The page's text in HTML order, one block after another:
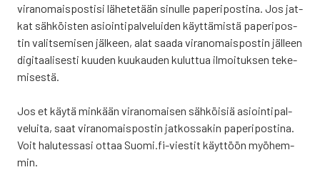
viran­omais­pos­ti­si lähe­te­tään sinul­le pape­ri­pos­ti­na. Jos jat­
kat säh­köis­ten asioin­ti­pal­ve­lui­den käyt­tä­mis­tä pape­ri­pos­
tin valit­se­mi­sen jäl­keen, alat saa­da viran­omais­pos­tin jäl­leen
digi­taa­li­ses­ti kuu­den kuu­kau­den kulut­tua ilmoi­tuk­sen teke­
mi­ses­tä.
Jos et käy­tä min­kään viran­omai­sen säh­köi­siä asioin­ti­pal­
ve­lui­ta, saat viran­omais­pos­tin jat­kos­sa­kin pape­ri­pos­ti­na.
Voit halu­tes­sa­si ottaa Suomi.fi-viestit käyt­töön myö­hem­
min.